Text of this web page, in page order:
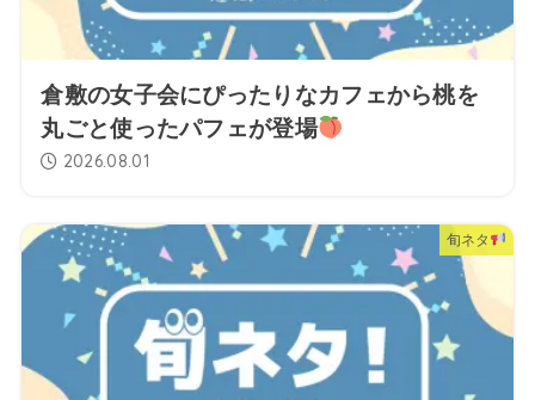
倉敷の女子会にぴったりなカフェから桃を
丸ごと使ったパフェが登場
2026.08.01
旬ネタ